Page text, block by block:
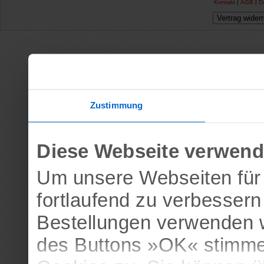
Zustimmung
Diese Webseite
Um unsere Webseiten
fortlaufend zu
Bestellungen
des Buttons »OK«
Kontakt AGB
Vertrag